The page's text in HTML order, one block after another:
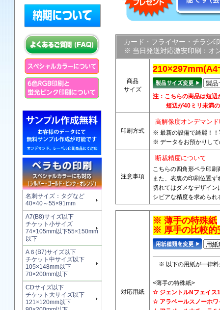
名刺サイズ：タグなど
40×40～55×91mm
A7(B8)サイズ以下
チケット小サイズ
74×105mm以下55×150mm
以下
A６(B7)サイズ以下
チケット中サイズ以下
105×148mm以下
70×200mm以下
CDサイズ以下
チケット大サイズ以下
121×120mm以下
カード・フライヤー・チラシ
※ 当日発送対応激安印刷：オ
商品
サイズ
210×297mm(A4
注：こちらの商品は短
短辺が40ミリ未満の
印刷方式
高解像度オンデマン
※ 最新の設備で綺麗！
※ データをお預かりし
注意事項
断裁精度について
こちらの四角形ペラ印
また、表裏の印刷位置
切れてはダメなデザイ
シビアな精度を求めら
対応用紙
※ 薄手の特殊紙
※ 厚手の比較的
※ 以下の用紙が一律料
<薄手の特殊紙>
☆ ジェントルNフ
☆ アラベールスノー